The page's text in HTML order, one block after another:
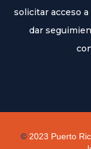
solicitar acceso
dar
© 2023 Puerto